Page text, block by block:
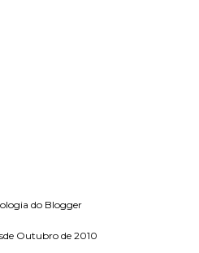
do Blogger
Outubro de 2010